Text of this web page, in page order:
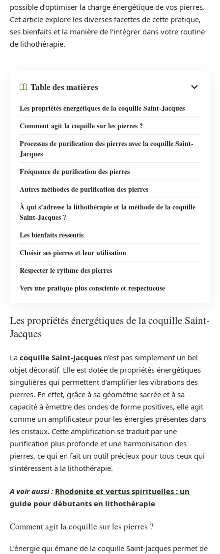
possible d’optimiser la charge énergétique de vos pierres.
Cet article explore les diverses facettes de cette pratique,
ses bienfaits et la manière de l’intégrer dans votre routine
de lithothérapie.
Table des matières
Les propriétés énergétiques de la coquille Saint-Jacques
Comment agit la coquille sur les pierres ?
Processus de purification des pierres avec la coquille Saint-
Jacques
Fréquence de purification des pierres
Autres méthodes de purification des pierres
À qui s’adresse la lithothérapie et la méthode de la coquille
Saint-Jacques ?
Les bienfaits ressentis
Choisir ses pierres et leur utilisation
Respecter le rythme des pierres
Vers une pratique plus consciente et respectueuse
Les propriétés énergétiques de la coquille Saint-
Jacques
La coquille Saint-Jacques n’est pas simplement un bel
objet décoratif. Elle est dotée de propriétés énergétiques
singulières qui permettent d’amplifier les vibrations des
pierres. En effet, grâce à sa géométrie sacrée et à sa
capacité à émettre des ondes de forme positives, elle agit
comme un amplificateur pour les énergies présentes dans
les cristaux. Cette amplification se traduit par une
purification plus profonde et une harmonisation des
pierres, ce qui en fait un outil précieux pour tous ceux qui
s’intéressent à la lithothérapie.
A voir aussi : Rhodonite et vertus spirituelles : un
guide pour débutants en lithothérapie
Comment agit la coquille sur les pierres ?
L’énergie qui émane de la coquille Saint-Jacques permet de